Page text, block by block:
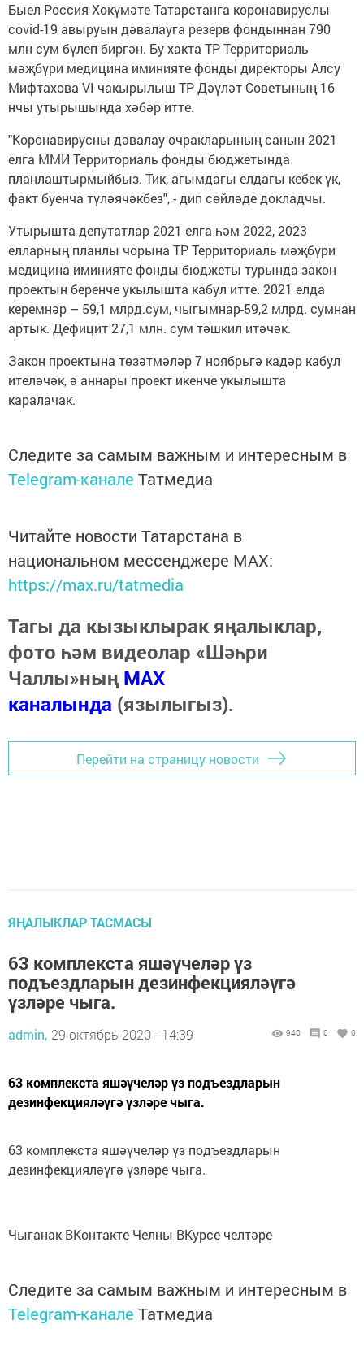
Быел Россия Хөкүмәте Татарстанга коронавируслы
covid-19 авыруын дәвалауга резерв фондыннан 790
млн сум бүлеп биргән. Бу хакта ТР Территориаль
мәҗбүри медицина иминияте фонды директоры Алсу
Мифтахова VI чакырылыш ТР Дәүләт Советының 16
нчы утырышында хәбәр итте.
"Коронавирусны дәвалау очракларының санын 2021
елга ММИ Территориаль фонды бюджетында
планлаштырмыйбыз. Тик, агымдагы елдагы кебек үк,
факт буенча түләячәкбез", - дип сөйләде докладчы.
Утырышта депутатлар 2021 елга һәм 2022, 2023
елларның планлы чорына ТР Территориаль мәҗбүри
медицина иминияте фонды бюджеты турында закон
проектын беренче укылышта кабул итте. 2021 елда
керемнәр – 59,1 млрд.сум, чыгымнар-59,2 млрд. сумнан
артык. Дефицит 27,1 млн. сум тәшкил итәчәк.
Закон проектына төзәтмәләр 7 ноябрьгә кадәр кабул
ителәчәк, ә аннары проект икенче укылышта
каралачак.
Следите за самым важным и интересным в
Telegram-канале Татмедиа
Читайте новости Татарстана в
национальном мессенджере MАХ:
https://max.ru/tatmedia
Тагы да кызыклырак яңалыклар,
фото һәм видеолар «Шәһри
Чаллы»ныңMAX
каналында (язылыгыз).
Перейти на страницу новости
ЯҢАЛЫКЛАР ТАСМАСЫ
63 комплекста яшәүчеләр үз
подъездларын дезинфекцияләүгә
үзләре чыга.
admin, 29 октябрь 2020 - 14:39 940 0 0
63 комплекста яшәүчеләр үз подъездларын
дезинфекцияләүгә үзләре чыга.
63 комплекста яшәүчеләр үз подъездларын
дезинфекцияләүгә үзләре чыга.
Чыганак ВКонтакте Челны ВКурсе челтәре
Следите за самым важным и интересным в
Telegram-канале Татмедиа